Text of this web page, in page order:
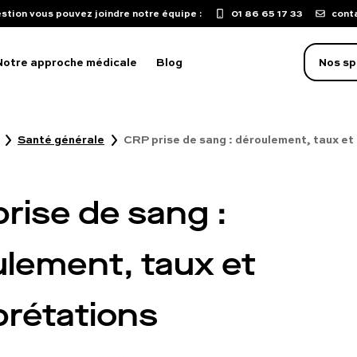
vous pouvez joindre notre équipe : 01 86 65 17 33
approche médicale Blog Nos
d'érection
de libido
sexuels
sur le pénis
Santé générale CRP prise de sang : déroulement, taux
de sang :
taux et